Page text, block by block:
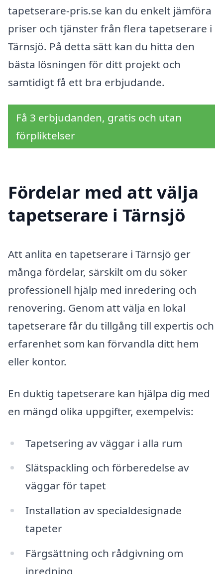
tapetserare-pris.se kan du enkelt jämföra
priser och tjänster från flera tapetserare i
Tärnsjö. På detta sätt kan du hitta den
bästa lösningen för ditt projekt och
samtidigt få ett bra erbjudande.
Få 3 erbjudanden, gratis och utan
förpliktelser
Fördelar med att välja
tapetserare i Tärnsjö
Att anlita en tapetserare i Tärnsjö ger
många fördelar, särskilt om du söker
professionell hjälp med inredering och
renovering. Genom att välja en lokal
tapetserare får du tillgång till expertis och
erfarenhet som kan förvandla ditt hem
eller kontor.
En duktig tapetserare kan hjälpa dig med
en mängd olika uppgifter, exempelvis:
Tapetsering av väggar i alla rum
Slätspackling och förberedelse av
väggar för tapet
Installation av specialdesignade
tapeter
Färgsättning och rådgivning om
inredning